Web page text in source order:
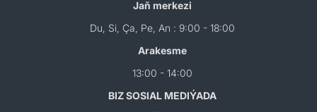
Jaň merkezi
Du, Si, Ça, Pe, An : 9:00 - 18:00
Arakesme
13:00 - 14:00
BIZ SOSIAL MEDIÝADA